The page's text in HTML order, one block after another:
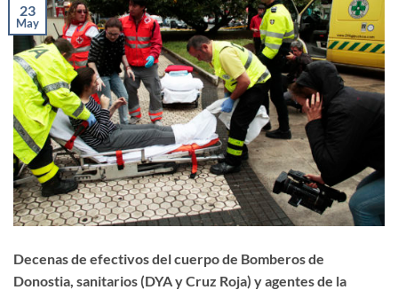
23
May
Decenas de efectivos del cuerpo de Bomberos de
Donostia, sanitarios (DYA y Cruz Roja) y agentes de la